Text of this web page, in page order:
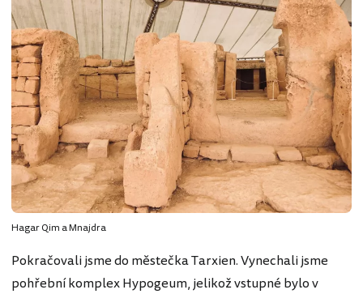
Hagar Qim a Mnajdra
Pokračovali jsme do městečka Tarxien. Vynechali jsme
pohřební komplex Hypogeum, jelikož vstupné bylo v